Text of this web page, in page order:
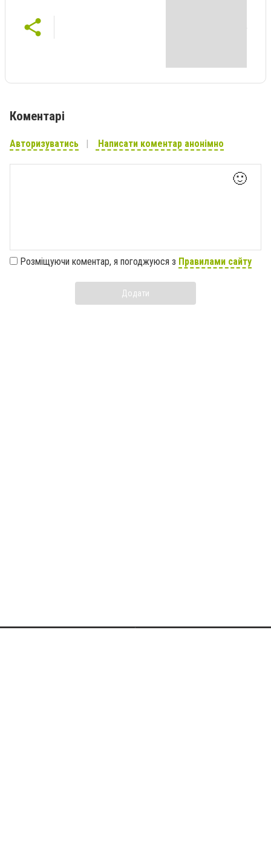
Коментарі
Авторизуватись Написати коментар анонімно
🙂
Розміщуючи коментар, я погоджуюся з Правилами сайту
Додати